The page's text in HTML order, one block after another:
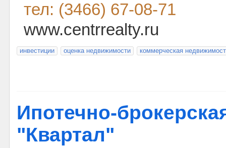
тел: (3466) 67-08-71
www.centrrealty.ru
инвестиции оценка недвижимости коммерческая
Ипотечно-
"Квартал"